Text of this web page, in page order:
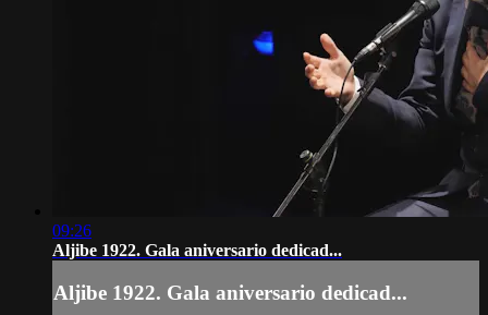
09:26
Aljibe 1922. Gala aniversario dedicad...
Aljibe 1922. Gala aniversario dedicad...